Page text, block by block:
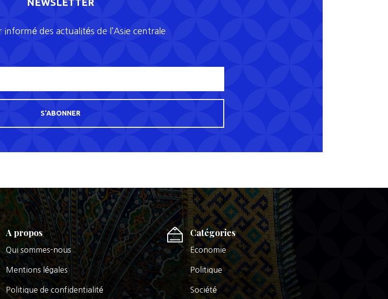
informé des actualités de l’Asie centrale
S'ABONNER
A propos
Qui sommes-nous
Mentions légales
Politique de confidentialité
Catégories
Economie
Politique
Société